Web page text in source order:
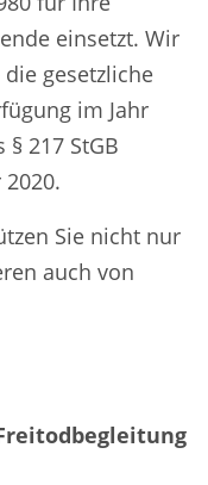
einsetzt. Wir
gesetzliche
im Jahr
217 StGB
Sie nicht nur
auch von